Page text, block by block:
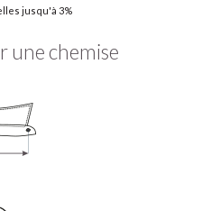
jusqu'à 3%
une chemise